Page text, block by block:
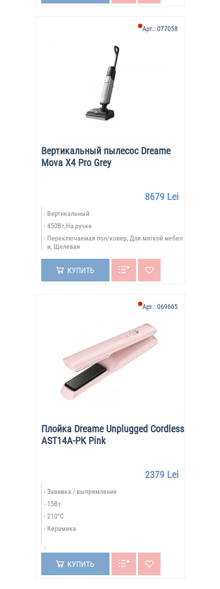
Вертикальный пылесос Dreame
Mova X4 Pro Grey
Арт.:077058
8679 Lei
Вертикальный
450Вт,На ручке
Переключаемая пол/ковер, Для мягкой мебел
и, Щелевая
КУПИТЬ
Плойка Dreame Unplugged Cordless
AST14A-PK Pink
Арт.:069665
2379 Lei
Завивка / выпрямление
15Вт
210°C
Керамика
КУПИТЬ